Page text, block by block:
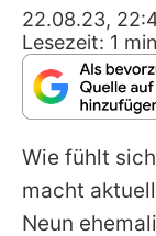
22.08.23,
Lesezeit: 1 min
Wie fühlt sich
macht
Neun